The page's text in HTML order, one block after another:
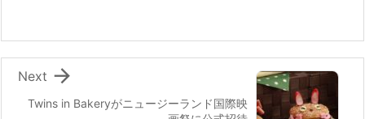
o
k
Twins in Bakeryがニュージーランド国際映

Next